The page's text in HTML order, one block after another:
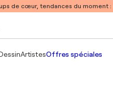
de cœur, tendances du moment :
ArtistesOffres spéciales